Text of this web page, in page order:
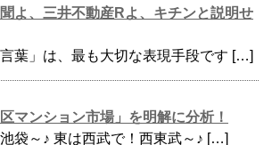
よ、三井不動産Rよ、キチンと説明せ
葉」は、最も大切な表現手段です […]
マンション市場」を明解に分析！
袋～♪ 東は西武で！西東武～♪ […]